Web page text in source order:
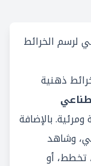
لرسم الخرائط
ذهنية
بالإضافة
وشاهد
تخطط، أو